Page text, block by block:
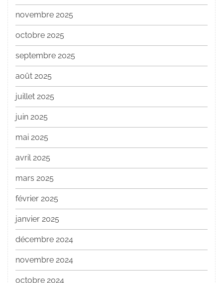
novembre 2025
octobre 2025
septembre 2025
août 2025
juillet 2025
juin 2025
mai 2025
avril 2025
mars 2025
février 2025
janvier 2025
décembre 2024
novembre 2024
octobre 2024